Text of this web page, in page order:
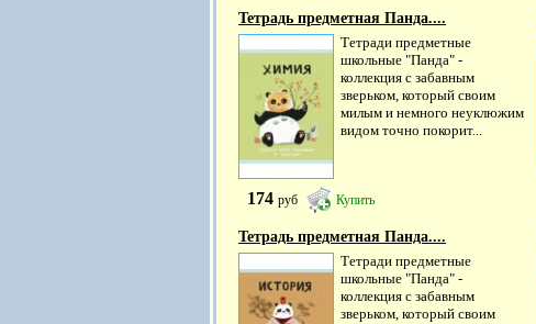
Тетрадь предметная Панда....
Тетради предметные
школьные "Панда" -
коллекция с забавным
зверьком, который своим
милым и немного неуклюжим
видом точно покорит...
174 руб Купить
Тетрадь предметная Панда....
Тетради предметные
школьные "Панда" -
коллекция с забавным
зверьком, который своим